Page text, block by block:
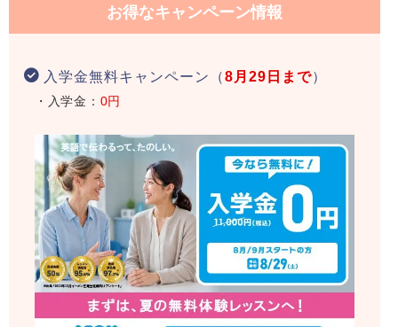
お得なキャンペーン情報
入学金無料キャンペーン（8月29日まで）
・入学金： 0円